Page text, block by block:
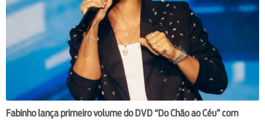
Fabinho lança primeiro volume do DVD “Do Chão ao Céu” com